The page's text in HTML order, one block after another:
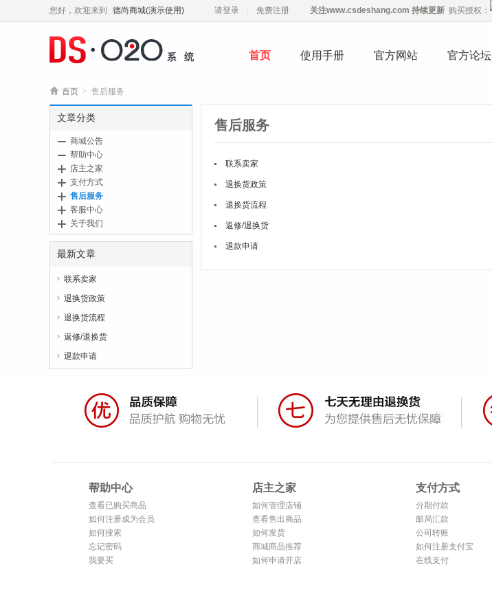
您好，欢迎来到 德尚商城(演示使用) 请登录 免费注册 关注www.csdeshang.com 持续更新 购买授权：
首页 使用手册 官方网站 官方论坛
 首页 > 售后服务
文章分类
商城公告
帮助中心
店主之家
支付方式
售后服务
客服中心
关于我们
最新文章
 联系卖家
 退换货政策
 退换货流程
 返修/退换货
 退款申请
售后服务
联系卖家
退换货政策
退换货流程
返修/退换货
退款申请
帮助中心
查看已购买商品
如何注册成为会员
如何搜索
忘记密码
我要买
店主之家
如何管理店铺
查看售出商品
如何发货
商城商品推荐
如何申请开店
支付方式
分期付款
邮局汇款
公司转账
如何注册支付宝
在线支付